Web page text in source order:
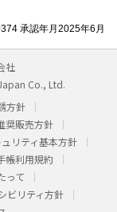
承認年月2025年6月
社
Co., Ltd.
方針
奨販売方針
リティ基本方針
帳利用規約
って
ビリティ方針